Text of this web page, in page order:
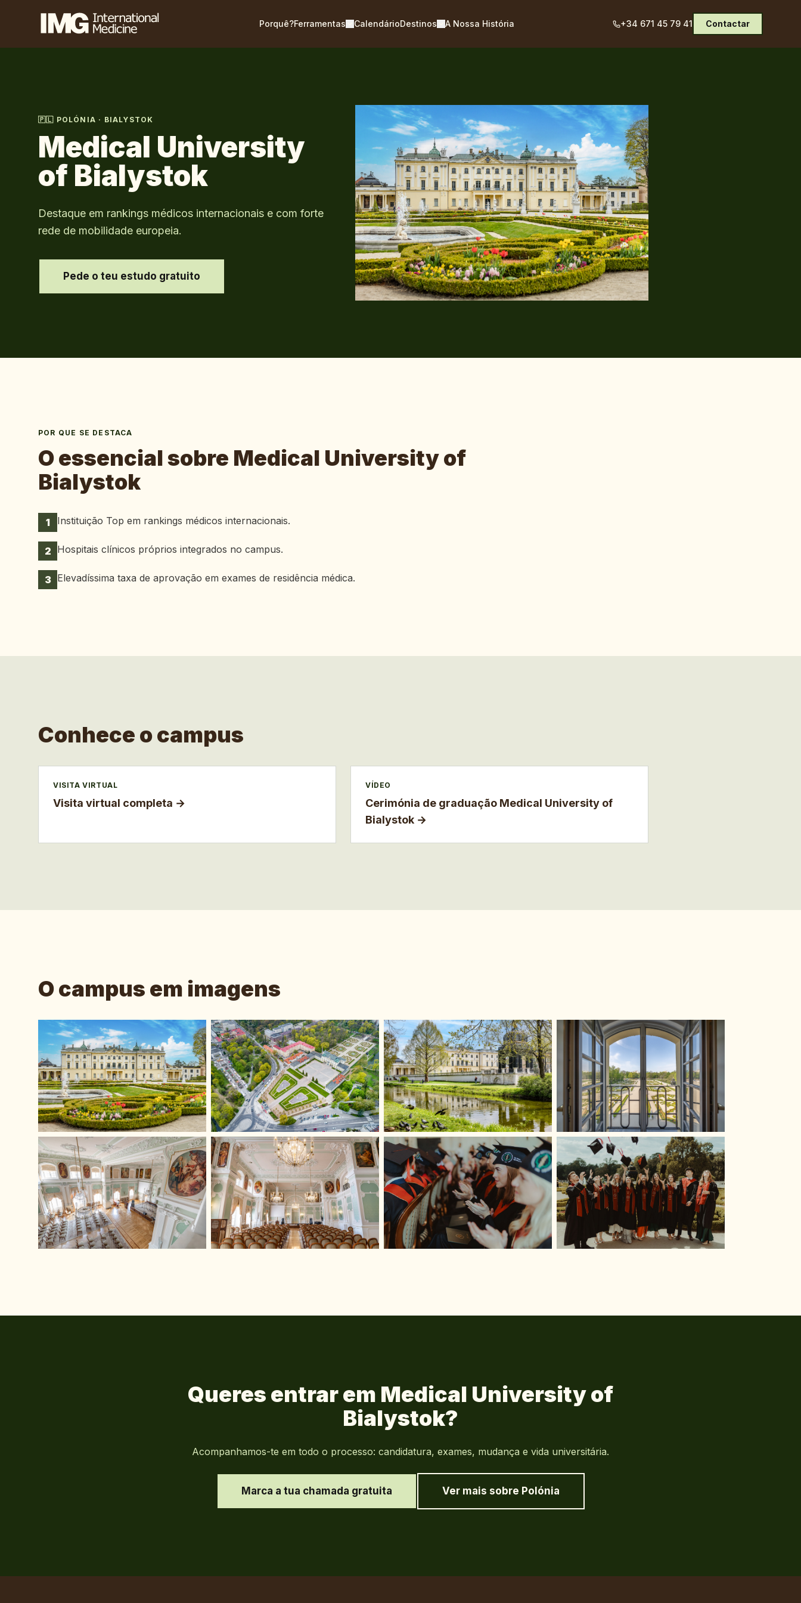
Porquê?Ferramentas CalendárioDestinos A Nossa História +34 671 45 79 41 Contactar
🇵🇱 POLÓNIA · BIALYSTOK
Medical University
of Bialystok
Destaque em rankings médicos internacionais e com forte
rede de mobilidade europeia.
Pede o teu estudo gratuito
POR QUE SE DESTACA
O essencial sobre Medical University of
Bialystok
1 Instituição Top em rankings médicos internacionais.
2 Hospitais clínicos próprios integrados no campus.
3 Elevadíssima taxa de aprovação em exames de residência médica.
Conhece o campus
VISITA VIRTUAL
Visita virtual completa →
VÍDEO
Cerimónia de graduação Medical University of
Bialystok →
O campus em imagens
Queres entrar em Medical University of
Bialystok?
Acompanhamos-te em todo o processo: candidatura, exames, mudança e vida universitária.
Marca a tua chamada gratuita Ver mais sobre Polónia